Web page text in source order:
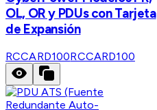
OL, OR y PDUs con Tarjeta
de Expansión
RCCARD100RCCARD100